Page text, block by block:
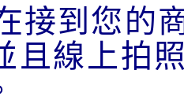
接到您的
且線上拍